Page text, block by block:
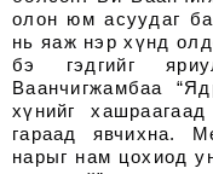
олон юм асуудаг
нь яаж нэр хүнд
бэ гэдгийг
Ваанчигжамбаа
хүнийг
гараад явчихна.
нарыг нам цохиод